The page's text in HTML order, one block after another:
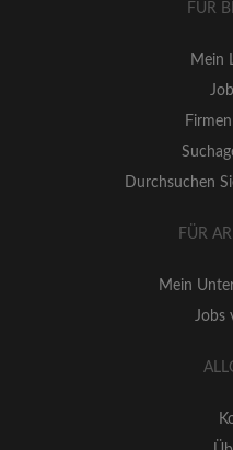
FÜR
Mein
Durchsuchen
FÜR
Mein
Jobs